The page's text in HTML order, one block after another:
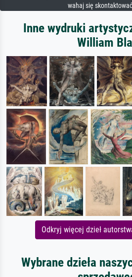
wahaj się
Inne wydruki
William
Odkryj więcej dzieł
Wybrane dzieła